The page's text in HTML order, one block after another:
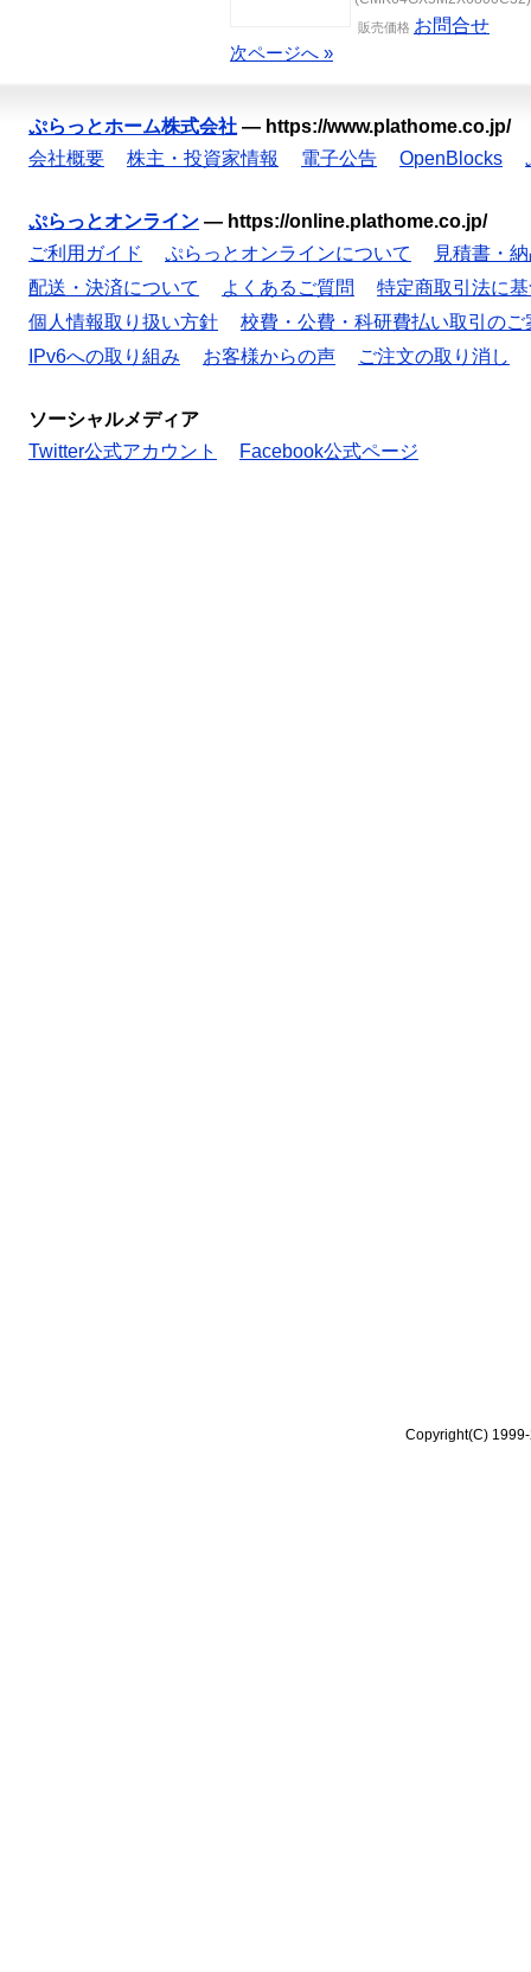
販売価格 お問合せ
次ページへ »
ぷらっとホーム株式会社 — https://www.plathome.co.jp/
会社概要
株主・投資家情報 電子公告 OpenBlocks
ぷらっとオンライン — https://online.plathome.co.jp/
ご利用ガイド
ぷらっとオンラインについて
見積書・
配送・決済について
よくあるご質問
特定商取引法に
個人情報取り扱い方針
校費・公費・科研費払い取引のご
IPv6への取り組み
お客様からの声 ご注文の取り消し
ソーシャルメディア
Twitter公式アカウント
Facebook公式ページ
Copyright(C)